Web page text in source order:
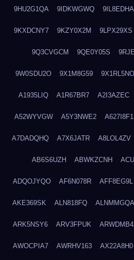
9HU2G1QA 9IDKWGWQ 9IL8EDHA
9KXDCNY7 9KZY0X2M 9LPX29XS
9Q3CVGCM 9QE0Y05S
9W0SDU2O 9X1M8G59 9X1RL5NO
A1935LIQ A1R67BR7 A2I3AZEC
A52WYVGW A5Y3NWE2 A627I8F1
A7DADQHQ A7X6JATR A8LOL4ZV
AB6S6UZH ABWKZCNH
ADQOJYQO AF6N078R AFF8EG9L
AKE369SK ALN818FQ ALNMMGQA
ARK5NSY6 ARV3FPUK
AWOCPIA7 AWRHV163 AX22A8H0